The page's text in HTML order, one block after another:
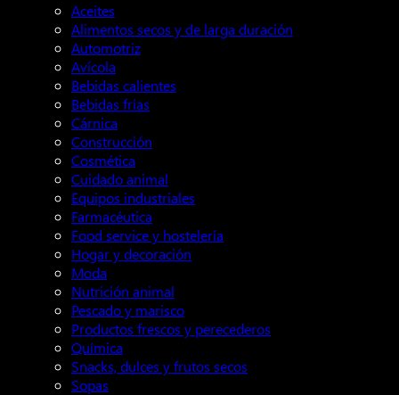
Aceites
Alimentos secos y de larga duración
Automotriz
Avícola
Bebidas calientes
Bebidas frías
Cárnica
Construcción
Cosmética
Cuidado animal
Equipos industriales
Farmacéutica
Food service y hostelería
Hogar y decoración
Moda
Nutrición animal
Pescado y marisco
Productos frescos y perecederos
Química
Snacks, dulces y frutos secos
Sopas